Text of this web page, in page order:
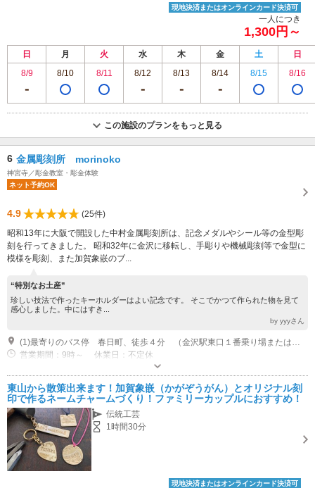
現地決済またはオンラインカード決済可
一人につき
1,300円～
日 月 火 水 木 金 土
日
8/9
8/10 8/11 8/12 8/13 8/14 8/15 8/16
この施設のプランをもっと見る
6 金属彫刻所 morinoko
神宮寺／彫金教室・彫金体験
ネット予約OK
4.9
(25件)
昭和13年に大阪で開設した中村金属彫刻所は、記念メダルやシール等の金型彫
刻を行ってきました。 昭和32年に金沢に移転し、手彫りや機械彫刻等で金型に
模様を彫刻、また加賀象嵌のブ...
“特別なお土産”
珍しい技法で作ったキーホルダーはよい記念です。 そこでかつて作られた物を見て
感心しました。中にはすき...
by yyyさん
営業期間：9時～ 休業日：不定休
専用駐車場あり（無料）2台 工場前
東山から散策出来ます！加賀象嵌（かがぞうがん）とオリジナル刻
印で作るネームチャームづくり！ファミリーカップルにおすすめ！
伝統工芸
1時間30分
現地決済またはオンラインカード決済可